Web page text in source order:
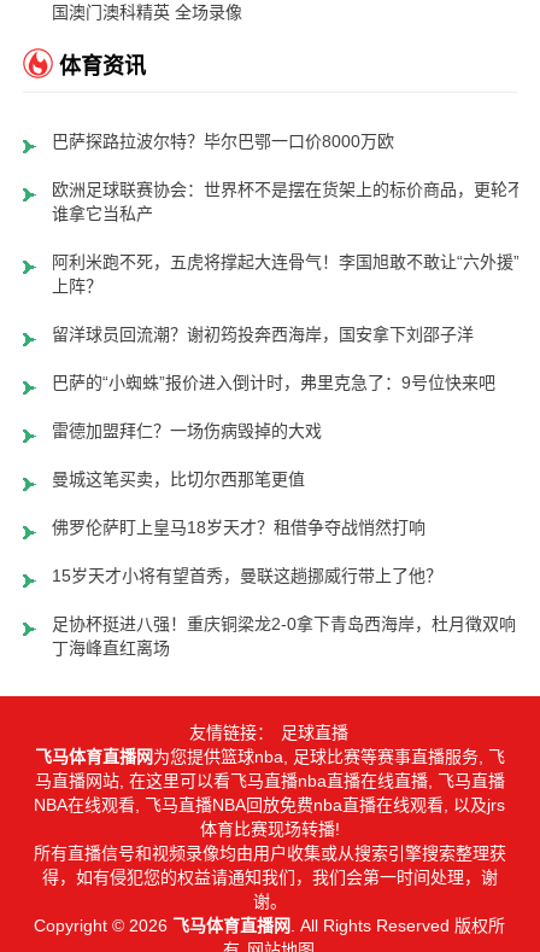
国澳门澳科精英 全场录像
体育资讯
巴萨探路拉波尔特？毕尔巴鄂一口价8000万欧
欧洲足球联赛协会：世界杯不是摆在货架上的标价商品，更轮不到
谁拿它当私产
阿利米跑不死，五虎将撑起大连骨气！李国旭敢不敢让“六外援”齐
上阵？
留洋球员回流潮？谢初筠投奔西海岸，国安拿下刘邵子洋
巴萨的“小蜘蛛”报价进入倒计时，弗里克急了：9号位快来吧
雷德加盟拜仁？一场伤病毁掉的大戏
曼城这笔买卖，比切尔西那笔更值
佛罗伦萨盯上皇马18岁天才？租借争夺战悄然打响
15岁天才小将有望首秀，曼联这趟挪威行带上了他？
足协杯挺进八强！重庆铜梁龙2-0拿下青岛西海岸，杜月徵双响，
丁海峰直红离场
友情链接：
足球直播
飞马体育直播网为您提供篮球nba, 足球比赛等赛事直播服务, 飞
马直播网站, 在这里可以看飞马直播nba直播在线直播, 飞马直播
NBA在线观看, 飞马直播NBA回放免费nba直播在线观看, 以及jrs
体育比赛现场转播!
所有直播信号和视频录像均由用户收集或从搜索引擎搜索整理获
得，如有侵犯您的权益请通知我们，我们会第一时间处理，谢
谢。
Copyright © 2026 飞马体育直播网
. All Rights Reserved 版权所